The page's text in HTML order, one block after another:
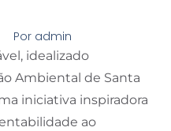
Por admin
idealizado
Ambiental de Santa
iniciativa inspiradora
ao